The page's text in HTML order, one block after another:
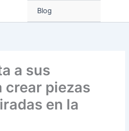
Blog
a sus
crear piezas
en la